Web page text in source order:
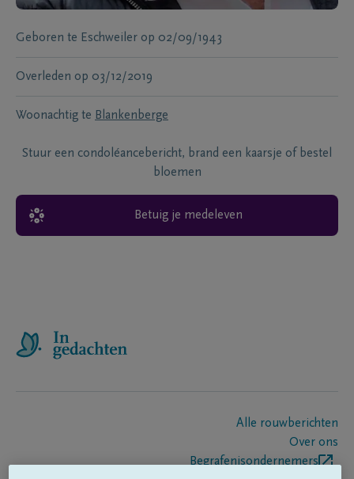
Geboren te Eschweiler op 02/09/1943
Overleden op 03/12/2019
Woonachtig te Blankenberge
Stuur een condoléancebericht, brand een kaarsje of bestel
bloemen
Betuig je medeleven
Alle rouwberichten
Over ons
Begrafenisondernemers